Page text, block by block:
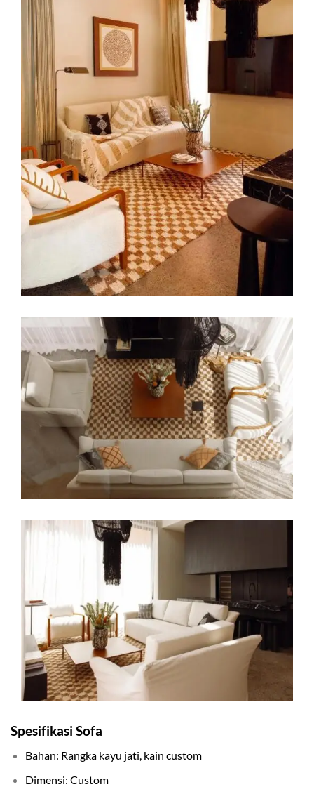
Spesifikasi Sofa
Bahan: Rangka kayu jati, kain custom
Dimensi: Custom